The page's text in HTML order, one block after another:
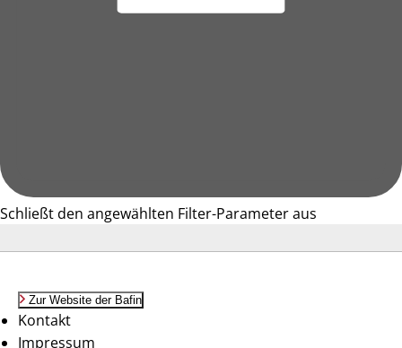
Schließt den angewählten Filter-Parameter aus
Zur Website der Bafin
Kontakt
Impressum